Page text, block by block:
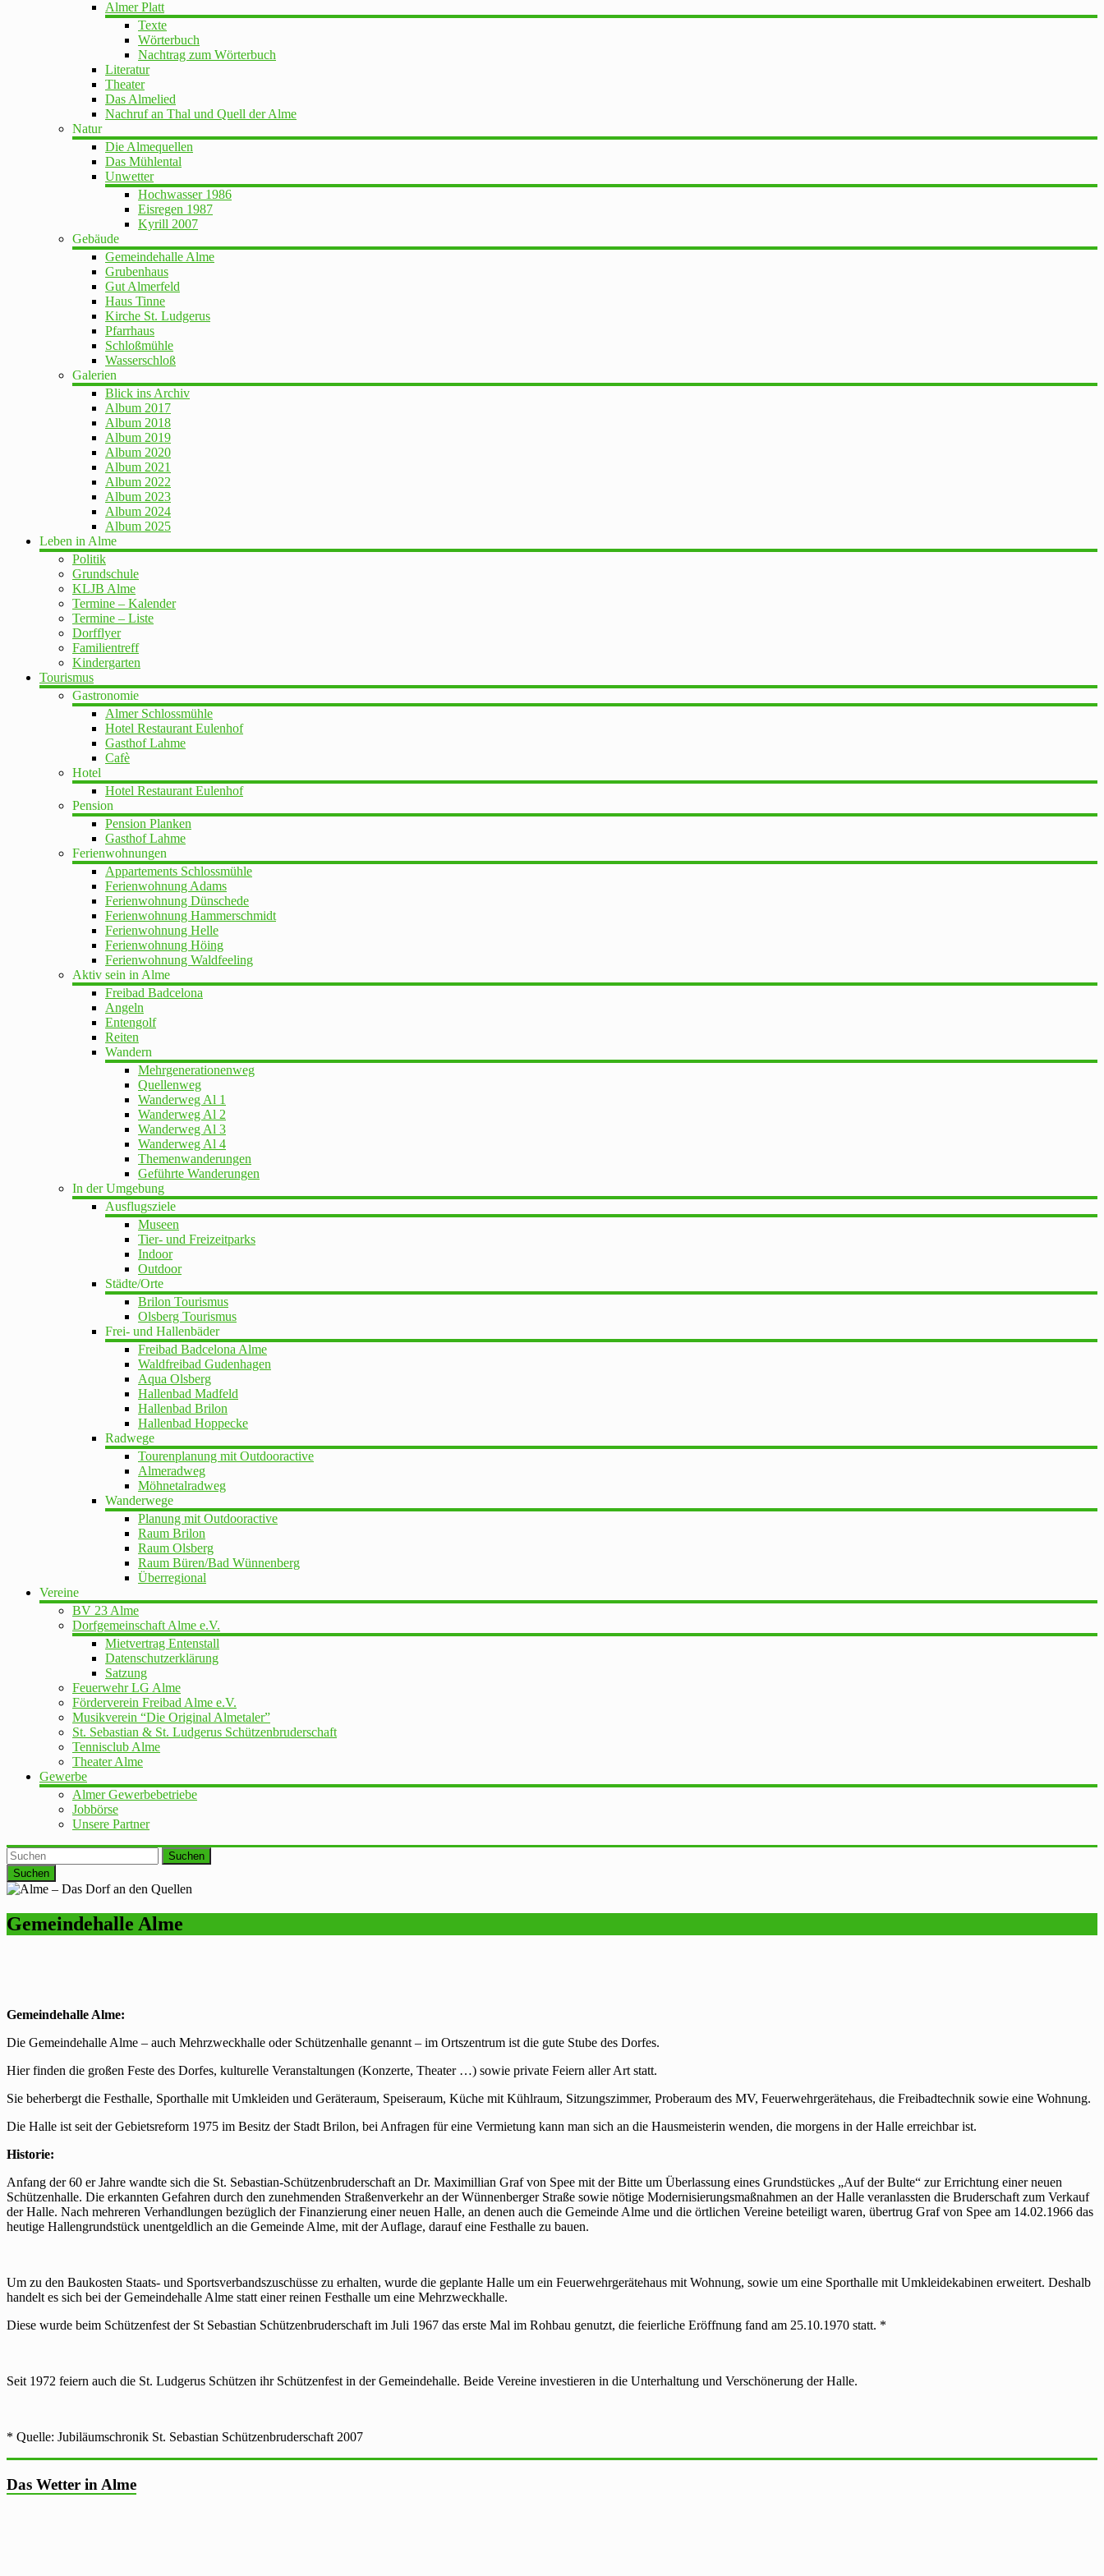
Almer Platt
Texte
Wörterbuch
Nachtrag zum Wörterbuch
Literatur
Theater
Das Almelied
Nachruf an Thal und Quell der Alme
Natur
Die Almequellen
Das Mühlental
Unwetter
Hochwasser 1986
Eisregen 1987
Kyrill 2007
Gebäude
Gemeindehalle Alme
Grubenhaus
Gut Almerfeld
Haus Tinne
Kirche St. Ludgerus
Pfarrhaus
Schloßmühle
Wasserschloß
Galerien
Blick ins Archiv
Album 2017
Album 2018
Album 2019
Album 2020
Album 2021
Album 2022
Album 2023
Album 2024
Album 2025
Leben in Alme
Politik
Grundschule
KLJB Alme
Termine – Kalender
Termine – Liste
Dorfflyer
Familientreff
Kindergarten
Tourismus
Gastronomie
Almer Schlossmühle
Hotel Restaurant Eulenhof
Gasthof Lahme
Cafè
Hotel
Hotel Restaurant Eulenhof
Pension
Pension Planken
Gasthof Lahme
Ferienwohnungen
Appartements Schlossmühle
Ferienwohnung Adams
Ferienwohnung Dünschede
Ferienwohnung Hammerschmidt
Ferienwohnung Helle
Ferienwohnung Höing
Ferienwohnung Waldfeeling
Aktiv sein in Alme
Freibad Badcelona
Angeln
Entengolf
Reiten
Wandern
Mehrgenerationenweg
Quellenweg
Wanderweg Al 1
Wanderweg Al 2
Wanderweg Al 3
Wanderweg Al 4
Themenwanderungen
Geführte Wanderungen
In der Umgebung
Ausflugsziele
Museen
Tier- und Freizeitparks
Indoor
Outdoor
Städte/Orte
Brilon Tourismus
Olsberg Tourismus
Frei- und Hallenbäder
Freibad Badcelona Alme
Waldfreibad Gudenhagen
Aqua Olsberg
Hallenbad Madfeld
Hallenbad Brilon
Hallenbad Hoppecke
Radwege
Tourenplanung mit Outdooractive
Almeradweg
Möhnetalradweg
Wanderwege
Planung mit Outdooractive
Raum Brilon
Raum Olsberg
Raum Büren/Bad Wünnenberg
Überregional
Vereine
BV 23 Alme
Dorfgemeinschaft Alme e.V.
Mietvertrag Entenstall
Datenschutzerklärung
Satzung
Feuerwehr LG Alme
Förderverein Freibad Alme e.V.
Musikverein “Die Original Almetaler”
St. Sebastian & St. Ludgerus Schützenbruderschaft
Tennisclub Alme
Theater Alme
Gewerbe
Almer Gewerbebetriebe
Jobbörse
Unsere Partner
Suchen
Gemeindehalle Alme
Gemeindehalle Alme:
Die Gemeindehalle Alme – auch Mehrzweckhalle oder Schützenhalle genannt – im Ortszentrum ist die gute Stube des Dorfes.
Hier finden die großen Feste des Dorfes, kulturelle Veranstaltungen (Konzerte, Theater …) sowie private Feiern aller Art statt.
Sie beherbergt die Festhalle, Sporthalle mit Umkleiden und Geräteraum, Speiseraum, Küche mit Kühlraum, Sitzungszimmer, Proberaum des MV, Feuerwehrgerätehaus, die Freibadtechnik sowie eine Wohnung.
Die Halle ist seit der Gebietsreform 1975 im Besitz der Stadt Brilon, bei Anfragen für eine Vermietung kann man sich an die Hausmeisterin wenden, die morgens in der Halle erreichbar ist.
Historie:
Anfang der 60 er Jahre wandte sich die St. Sebastian-Schützenbruderschaft an Dr. Maximillian Graf von Spee mit der Bitte um Überlassung eines Grundstückes „Auf der Bulte“ zur Errichtung einer neuen
Schützenhalle. Die erkannten Gefahren durch den zunehmenden Straßenverkehr an der Wünnenberger Straße sowie nötige Modernisierungsmaßnahmen an der Halle veranlassten die Bruderschaft zum Verkauf
der Halle. Nach mehreren Verhandlungen bezüglich der Finanzierung einer neuen Halle, an denen auch die Gemeinde Alme und die örtlichen Vereine beteiligt waren, übertrug Graf von Spee am 14.02.1966 das
heutige Hallengrundstück unentgeldlich an die Gemeinde Alme, mit der Auflage, darauf eine Festhalle zu bauen.
Um zu den Baukosten Staats- und Sportsverbandszuschüsse zu erhalten, wurde die geplante Halle um ein Feuerwehrgerätehaus mit Wohnung, sowie um eine Sporthalle mit Umkleidekabinen erweitert. Deshalb
handelt es sich bei der Gemeindehalle Alme statt einer reinen Festhalle um eine Mehrzweckhalle.
Diese wurde beim Schützenfest der St Sebastian Schützenbruderschaft im Juli 1967 das erste Mal im Rohbau genutzt, die feierliche Eröffnung fand am 25.10.1970 statt. *
Seit 1972 feiern auch die St. Ludgerus Schützen ihr Schützenfest in der Gemeindehalle. Beide Vereine investieren in die Unterhaltung und Verschönerung der Halle.
* Quelle: Jubiläumschronik St. Sebastian Schützenbruderschaft 2007
Das Wetter in Alme